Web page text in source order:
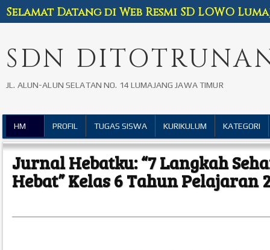
SDN
JL. ALUN-ALUN SELATAN NO. 14 LUMAJANG JAWA TIMUR
Selamat Datang di Web Resmi SD LOWO
HM PROFIL TUGAS SISWA KURIKULUM KATEGORI
Jurnal Hebatku: “7 Langkah
Hebat” Kelas 6 Tahun Pelajaran